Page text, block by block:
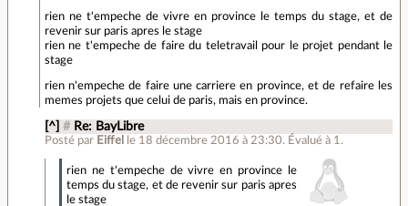
rien ne t'empeche de vivre en province le temps du stage, et de
revenir sur paris apres le stage
rien ne t'empeche de faire du teletravail pour le projet pendant le
stage
rien n'empeche de faire une carriere en province, et de refaire les
memes projets que celui de paris, mais en province.
[^] # Re: BayLibre
Posté par Eiffel le 18 décembre 2016 à 23:30. Évalué à 1 .
rien ne t'empeche de vivre en province le
temps du stage, et de revenir sur paris apres
le stage